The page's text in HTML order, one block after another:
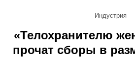
Индустрия
«Телохранителю
прочат сборы в